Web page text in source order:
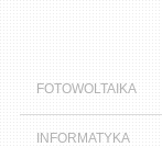
FOTOWOLTAIKA
INFORMATYKA